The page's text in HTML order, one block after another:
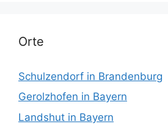
Orte
Schulzendorf in Brandenburg
Gerolzhofen in Bayern
Landshut in Bayern